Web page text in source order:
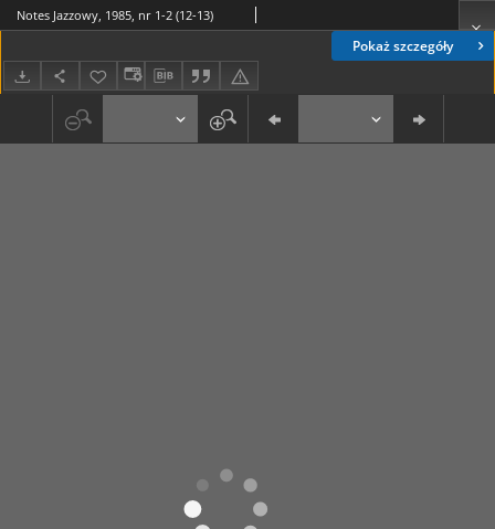
Pokaż szczegóły
Notes Jazzowy, 1985, nr 1-2 (12-13)